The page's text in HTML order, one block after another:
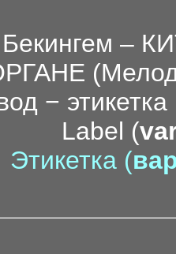
Label (
Этикетка (